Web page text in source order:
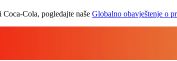
pogledajte naše Globalno obavještenje o